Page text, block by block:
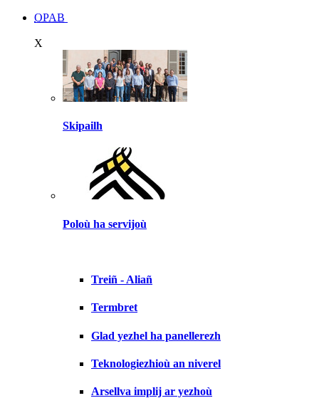
OPAB
X
Skipailh
Poloù ha servijoù
Treiñ - Aliañ
Termbret
Glad yezhel ha panellerezh
Teknologiezhioù an niverel
Arsellva implij ar yezhoù